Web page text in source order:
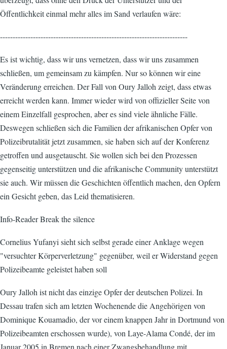
Öffentlichkeit einmal mehr alles im Sand verlaufen wäre:
--------------------------------------------------------------------------
Es ist wichtig, dass wir uns vernetzen, dass wir uns zusammen
schließen, um gemeinsam zu kämpfen. Nur so können wir eine
Veränderung erreichen. Der Fall von Oury Jalloh zeigt, dass etwas
erreicht werden kann. Immer wieder wird von offizieller Seite von
einem Einzelfall gesprochen, aber es sind viele ähnliche Fälle.
Deswegen schließen sich die Familien der afrikanischen Opfer von
Polizeibrutalität jetzt zusammen, sie haben sich auf der Konferenz
getroffen und ausgetauscht. Sie wollen sich bei den Prozessen
gegenseitig unterstützen und die afrikanische Community unterstützt
sie auch. Wir müssen die Geschichten öffentlich machen, den Opfern
ein Gesicht geben, das Leid thematisieren.
Info-Reader Break the silence
Cornelius Yufanyi sieht sich selbst gerade einer Anklage wegen
"versuchter Körperverletzung" gegenüber, weil er Widerstand gegen
Polizeibeamte geleistet haben soll
Oury Jalloh ist nicht das einzige Opfer der deutschen Polizei. In
Dessau trafen sich am letzten Wochenende die Angehörigen von
Dominique Kouamadio, der vor einem knappen Jahr in Dortmund von
Polizeibeamten erschossen wurde), von Laye-Alama Condé, der im
Januar 2005 in Bremen nach einer Zwangsbehandlung mit